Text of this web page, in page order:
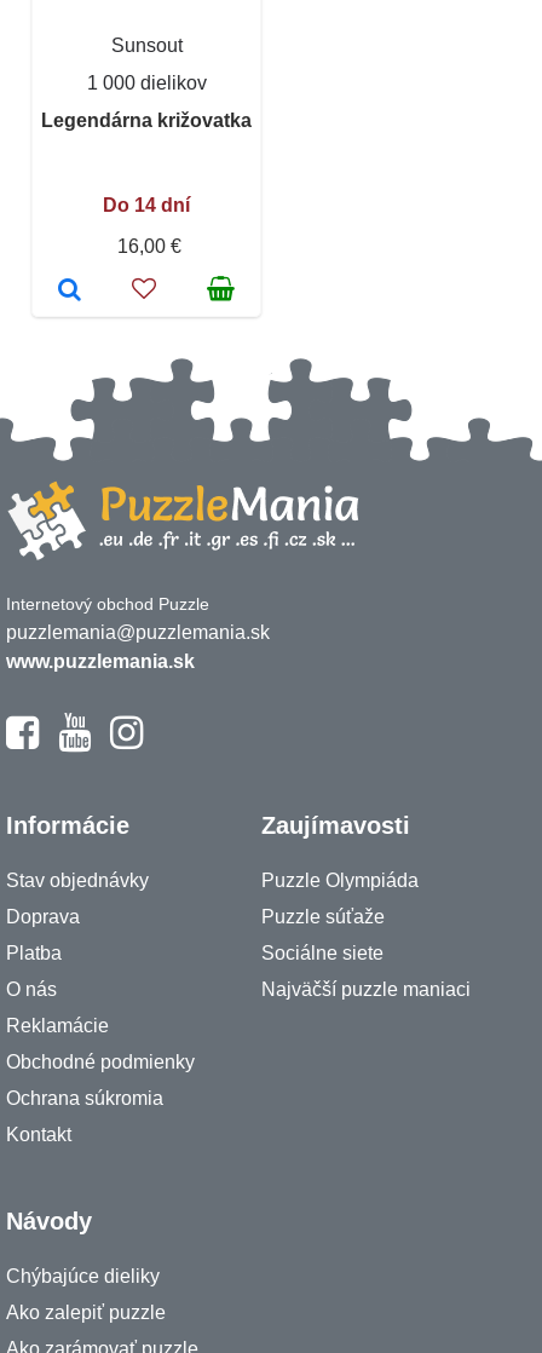
Sunsout
1 000 dielikov
Legendárna križovatka
Do 14 dní
16,00 €
Internetový obchod Puzzle
puzzlemania@puzzlemania.sk
www.puzzlemania.sk
Informácie
Stav objednávky
Doprava
Platba
O nás
Reklamácie
Obchodné podmienky
Ochrana súkromia
Kontakt
Zaujímavosti
Puzzle Olympiáda
Puzzle súťaže
Sociálne siete
Najväčší puzzle maniaci
Návody
Chýbajúce dieliky
Ako zalepiť puzzle
Ako zarámovať puzzle